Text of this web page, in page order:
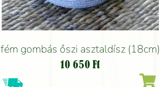
fém gombás őszi asztaldísz (18cm)
10 650 Ft